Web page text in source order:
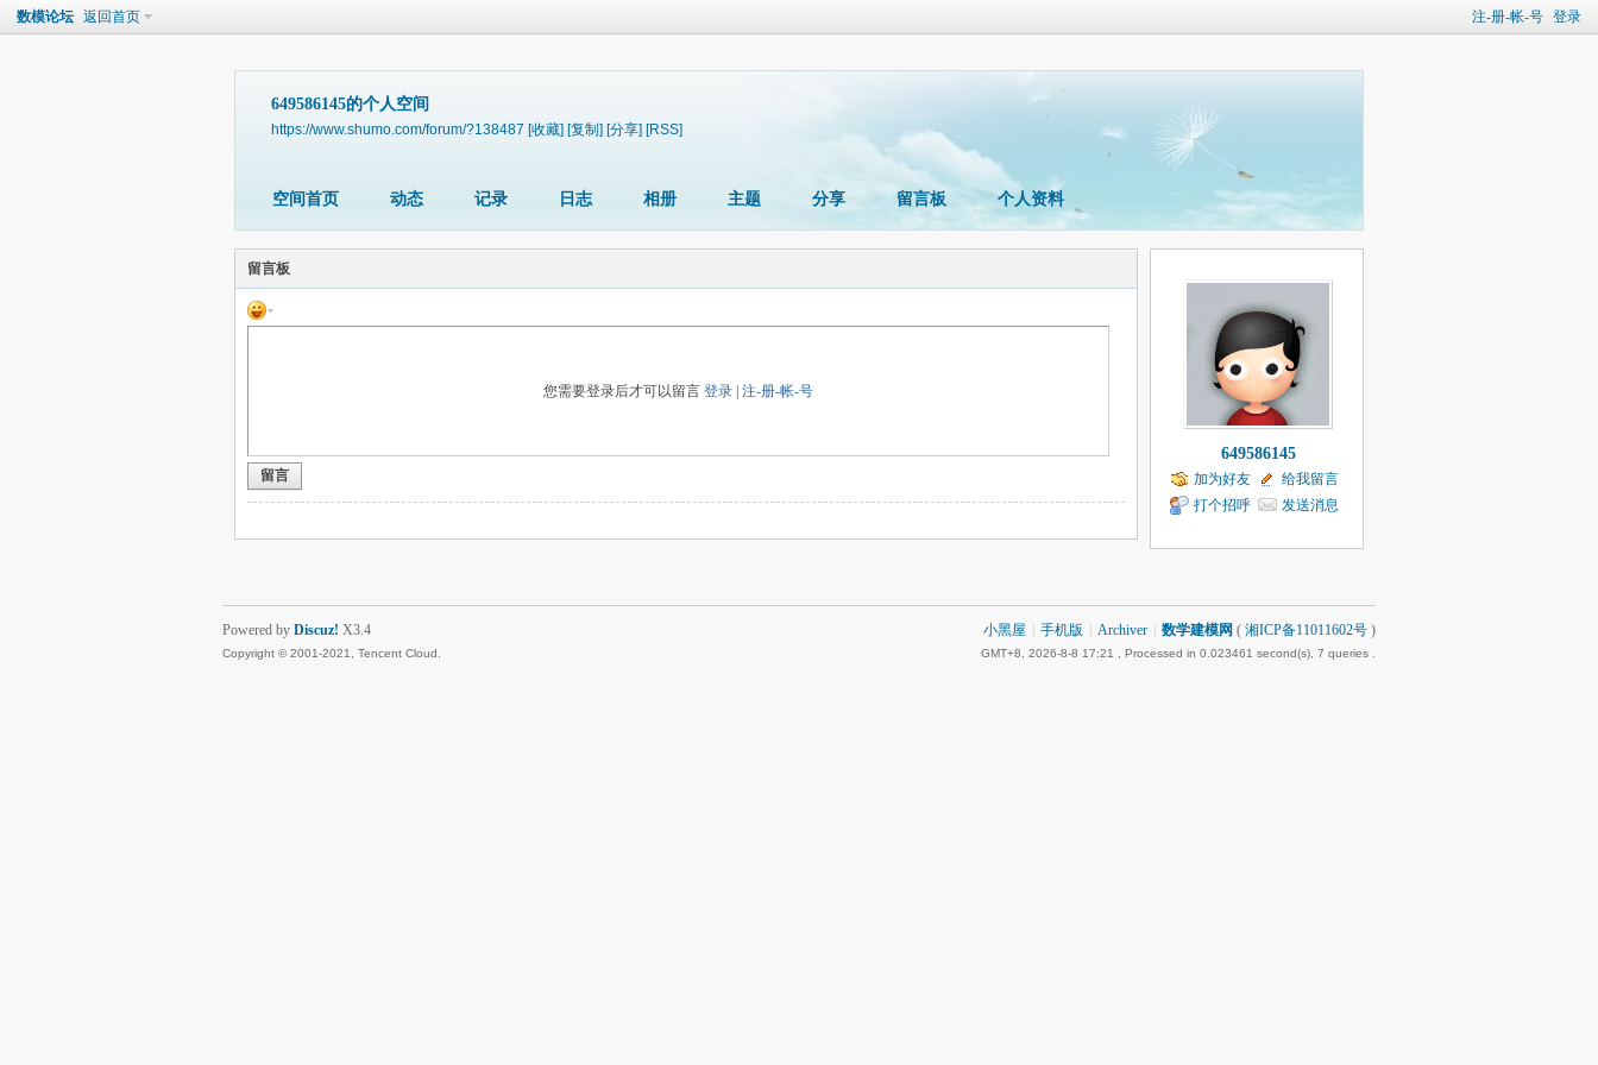
注-册-帐-号 登录
数模论坛 返回首页
649586145的个人空间
https://www.shumo.com/forum/?138487 [收藏] [复制] [分享] [RSS]
空间首页 动态 记录 日志 相册 主题 分享 留言板 个人资料
留言板
您需要登录后才可以留言登录 |注-册-帐-号
留言
649586145
加为好友
给我留言
打个招呼
发送消息
小黑屋 手机版 Archiver 数学建模网 ( 湘ICP备11011602号 )
GMT+8, 2026-8-8 17:21 , Processed in 0.023461 second(s), 7 queries .
Powered by Discuz! X3.4
Copyright © 2001-2021, Tencent Cloud.